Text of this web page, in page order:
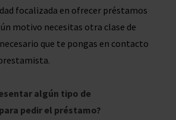
focalizada en ofrecer préstamos
motivo necesitas otra clase de
que te pongas en contacto
algún tipo de
pedir el préstamo?